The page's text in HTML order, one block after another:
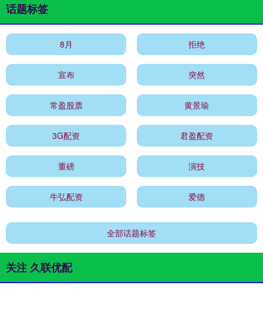
话题标签
8月 拒绝
宣布 突然
常盈股票 黄景瑜
3G配资 君盈配资
重磅 演技
牛弘配资 爱德
全部话题标签
关注 久联优配